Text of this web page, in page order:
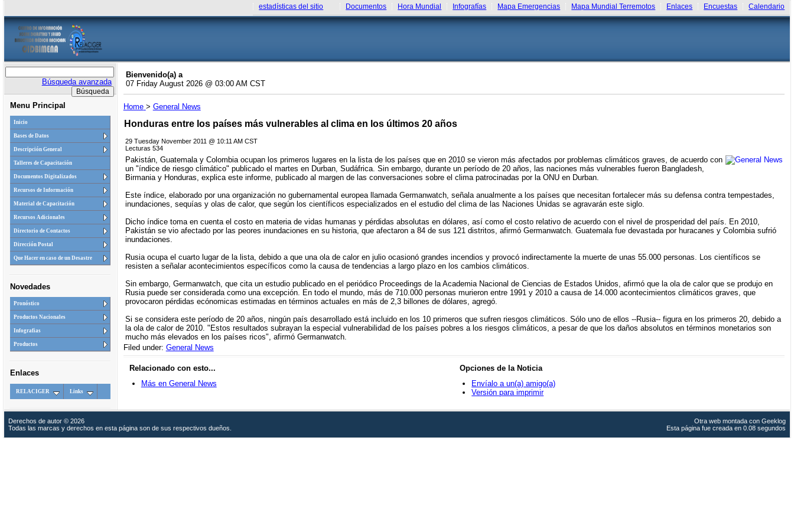
estadísticas del sitio Documentos Hora Mundial Infografías Mapa Emergencias Mapa Mundial Terremotos Enlaces Encuestas Calendario
Búsqueda avanzada
Menu Principal
Inicio
Bases de Datos
Descripción General
Talleres de Capacitación
Documentos Digitalizados
Recursos de Información
Material de Capacitación
Recursos Adicionales
Directorio de Contactos
Dirección Postal
Que Hacer en caso de un Desastre
Novedades
Pronóstico
Productos Nacionales
Infografias
Productos
Enlaces
RELACIGER Links
Bienvenido(a) a
07 Friday August 2026 @ 03:00 AM CST
Home > General News
Honduras entre los países más vulnerables al clima en los últimos 20 años
29 Tuesday November 2011 @ 10:11 AM CST
Lecturas 534
Pakistán, Guatemala y Colombia ocupan los primeros lugares en la lista de los países que en 2010 se vieron más afectados por problemas climáticos graves, de acuerdo con
un "índice de riesgo climático" publicado el martes en Durban, Sudáfrica. Sin embargo, durante un período de 20 años, las naciones más vulnerables fueron Bangladesh,
Birmania y Honduras, explica este informe, publicado al margen de las conversaciones sobre el clima patrocinadas por la ONU en Durban.
Este índice, elaborado por una organización no gubernamental europea llamada Germanwatch, señala anualmente a los países que necesitan fortalecer más su defensa contra tempestades,
inundaciones, sequías y olas de calor, que según los científicos especializados en el estudio del clima de las Naciones Unidas se agravarán este siglo.
Dicho índice toma en cuenta el costo en materia de vidas humanas y pérdidas absolutas en dólares, así como el costo relativo de acuerdo con el nivel de prosperidad del país. En 2010,
Pakistán se vio afectado por las peores inundaciones en su historia, que afectaron a 84 de sus 121 distritos, afirmó Germanwatch. Guatemala fue devastada por huracanes y Colombia sufrió
inundaciones.
Rusia ocupa el cuarto lugar de la lista, debido a que una ola de calor en julio ocasionó grandes incendios y provocó indirectamente la muerte de unas 55.000 personas. Los científicos se
resisten a señalar acontecimientos específicos como la causa de tendencias a largo plazo en los cambios climáticos.
Sin embargo, Germanwatch, que cita un estudio publicado en el periódico Proceedings de la Academia Nacional de Ciencias de Estados Unidos, afirmó que la ola de calor que se produjo en
Rusia puede ser considerada como una excepción. En todo el mundo, más de 710.000 personas murieron entre 1991 y 2010 a causa de 14.000 acontecimientos climáticos graves, que
provocaron pérdidas ecónomicas estimadas en términos actuales en más de 2,3 billones de dólares, agregó.
Si se considera este período de 20 años, ningún país desarrollado está incluido en los 10 primeros que sufren riesgos climáticos. Sólo uno de ellos --Rusia-- figura en los primeros 20, debido a
la ola de calor de 2010. "Estos resultados subrayan la especial vulnerabilidad de los países pobres a los riesgos climáticos, a pesar de que los daños absolutos en términos monetarios son
mucho más elevados en los países ricos", afirmó Germanwatch.
Filed under: General News
Relacionado con esto...
Más en General News
Opciones de la Noticia
Envíalo a un(a) amigo(a)
Versión para imprimir
Derechos de autor © 2026
Todas las marcas y derechos en esta página son de sus respectivos dueños.
Otra web montada con Geeklog
Esta página fue creada en 0.08 segundos